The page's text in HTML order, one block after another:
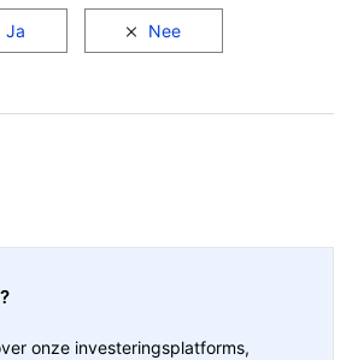
onze investeringsplatforms,